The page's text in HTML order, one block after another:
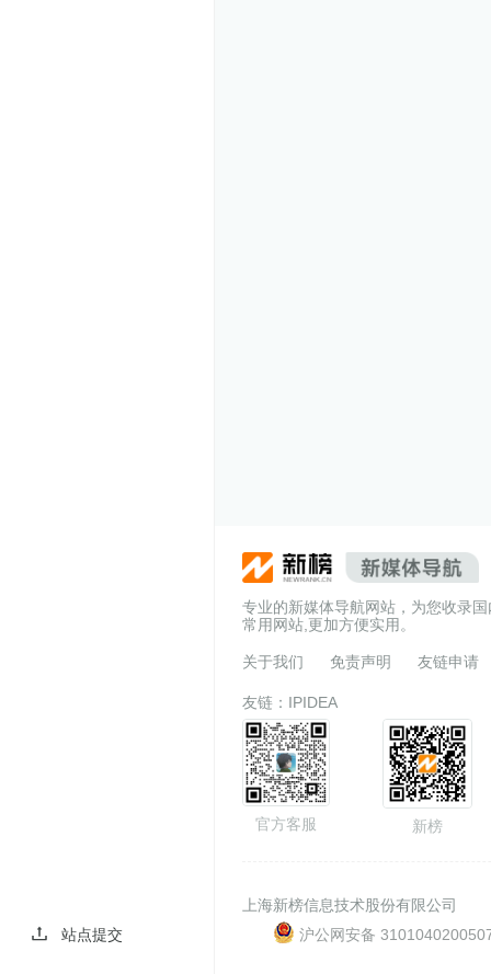
站点提交
专业的新媒体导航网站，为您收录
常用网站,更加方便实用。
关于我们 免责声明 友链申请
友链： IPIDEA
官方客服 新榜
上海新榜信息技术股份有限公司
沪公网安备